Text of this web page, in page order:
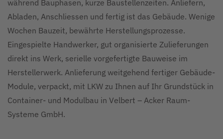
während Bauphasen, kurze Baustellenzeiten. Anliefern,
Abladen, Anschliessen und fertig ist das Gebäude. Wenige
Wochen Bauzeit, bewährte Herstellungsprozesse.
Eingespielte Handwerker, gut organisierte Zulieferungen
direkt ins Werk, serielle vorgefertigte Bauweise im
Herstellerwerk. Anlieferung weitgehend fertiger Gebäude-
Module, verpackt, mit LKW zu Ihnen auf Ihr Grundstück in
Container- und Modulbau in Velbert – Acker Raum-
Systeme GmbH.